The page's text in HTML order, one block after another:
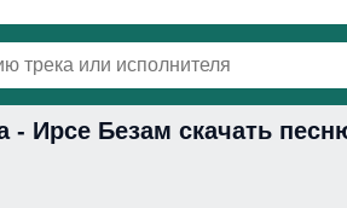
- Ирсе Безам скачать